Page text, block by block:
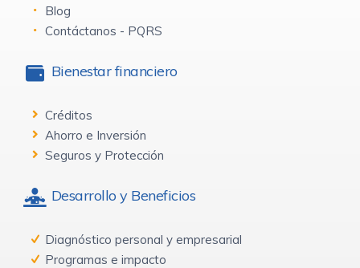
Blog
Contáctanos - PQRS
Bienestar financiero
Créditos
Ahorro e Inversión
Seguros y Protección
Desarrollo y Beneficios
Diagnóstico personal y empresarial
Programas e impacto